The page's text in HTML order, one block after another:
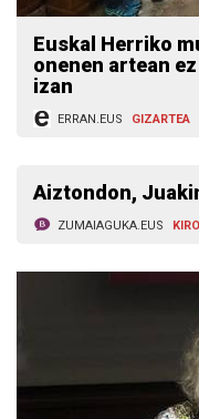
Euskal Herriko
onenen artean
izan
ERRAN.EUS GIZARTEA
ZUMAIAGUKA.EUS